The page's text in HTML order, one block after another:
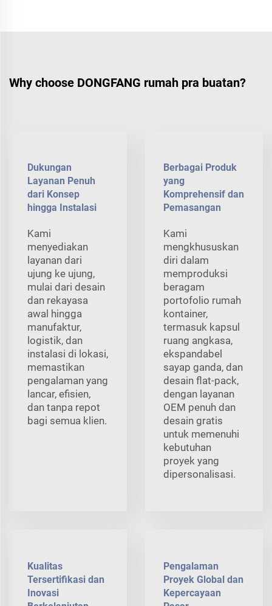
Why choose DONGFANG rumah pra buatan?
Dukungan
Layanan Penuh
dari Konsep
hingga Instalasi
Kami
menyediakan
layanan dari
ujung ke ujung,
mulai dari desain
dan rekayasa
awal hingga
manufaktur,
logistik, dan
instalasi di lokasi,
memastikan
pengalaman yang
lancar, efisien,
dan tanpa repot
bagi semua klien.
Berbagai Produk
yang
Komprehensif dan
Pemasangan
Kami
mengkhususkan
diri dalam
memproduksi
beragam
portofolio rumah
kontainer,
termasuk kapsul
ruang angkasa,
ekspandabel
sayap ganda, dan
desain flat-pack,
dengan layanan
OEM penuh dan
desain gratis
untuk memenuhi
kebutuhan
proyek yang
dipersonalisasi.
Kualitas
Tersertifikasi dan
Inovasi
Pengalaman
Proyek Global dan
Kepercayaan